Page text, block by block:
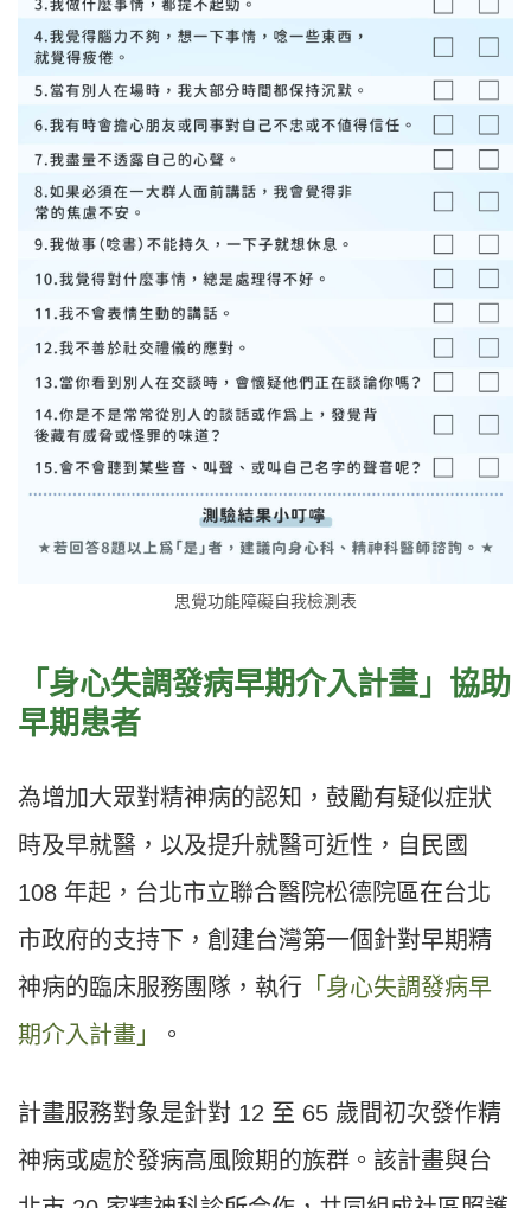
思覺功能障礙自我檢測表
「身心失調發病早期介入計畫」協助
早期患者
為增加大眾對精神病的認知，鼓勵有疑似症狀
時及早就醫，以及提升就醫可近性，自民國
108 年起，台北市立聯合醫院松德院區在台北
市政府的支持下，創建台灣第一個針對早期精
神病的臨床服務團隊，執行 「身心失調發病早
期介入計畫」
。
計畫服務對象是針對 12 至 65 歲間初次發作精
神病或處於發病高風險期的族群。該計畫與台